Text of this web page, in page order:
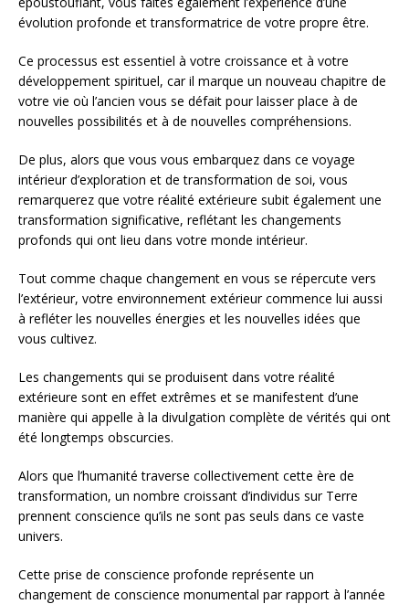
évolution profonde et transformatrice de votre propre être.
Ce processus est essentiel à votre croissance et à votre
développement spirituel, car il marque un nouveau chapitre de
votre vie où l’ancien vous se défait pour laisser place à de
nouvelles possibilités et à de nouvelles compréhensions.
De plus, alors que vous vous embarquez dans ce voyage
intérieur d’exploration et de transformation de soi, vous
remarquerez que votre réalité extérieure subit également une
transformation significative, reflétant les changements
profonds qui ont lieu dans votre monde intérieur.
Tout comme chaque changement en vous se répercute vers
l’extérieur, votre environnement extérieur commence lui aussi
à refléter les nouvelles énergies et les nouvelles idées que
vous cultivez.
Les changements qui se produisent dans votre réalité
extérieure sont en effet extrêmes et se manifestent d’une
manière qui appelle à la divulgation complète de vérités qui ont
été longtemps obscurcies.
Alors que l’humanité traverse collectivement cette ère de
transformation, un nombre croissant d’individus sur Terre
prennent conscience qu’ils ne sont pas seuls dans ce vaste
univers.
Cette prise de conscience profonde représente un
changement de conscience monumental par rapport à l’année